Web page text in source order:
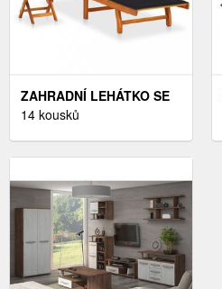
ZAHRADNÍ LEHÁTKO SE
STOLKEM AKÁCIE /
14 kousků